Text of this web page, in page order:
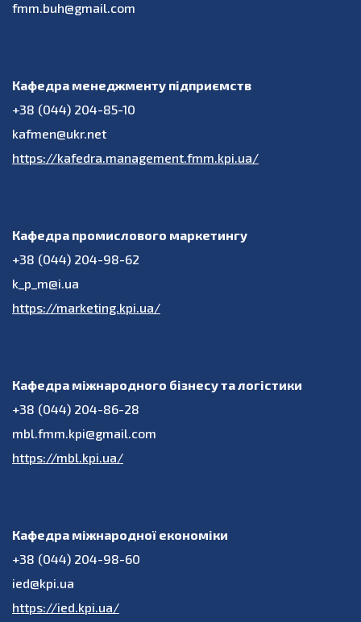
fmm.buh@gmail.com
Кафедра менеджменту підприємств
+38 (044) 204-85-10
kafmen@ukr.net
https://kafedra.management.fmm.kpi.ua/
Кафедра промислового маркетингу
+38 (044) 204-98-62
k_p_m@i.ua
https://marketing.kpi.ua/
Кафедра міжнародного бізнесу та логістики
+38 (044) 204-86-28
mbl.fmm.kpi@gmail.com
https://mbl.kpi.ua/
Кафедра міжнародної економіки
+38 (044) 204-98-60
ied@kpi.ua
https://ied.kpi.ua/